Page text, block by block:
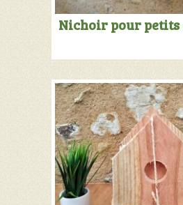
Nichoir pour petits